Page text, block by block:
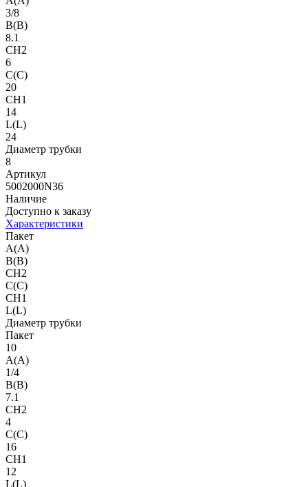
3/8
B(B)
8.1
CH2
6
C(C)
20
CH1
14
L(L)
24
Диаметр трубки
8
Артикул
5002000N36
Наличие
Доступно к заказу
Характеристики
Пакет
A(A)
B(B)
CH2
C(C)
CH1
L(L)
Диаметр трубки
Пакет
10
A(A)
1/4
B(B)
7.1
CH2
4
C(C)
16
CH1
12
L(L)